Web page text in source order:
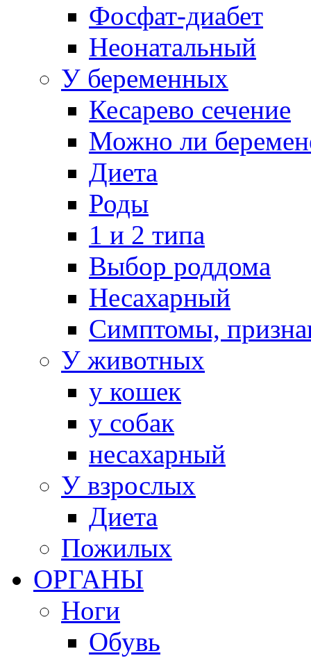
Фосфат-диабет
Неонатальный
У беременных
Кесарево сечение
Можно ли
Диета
Роды
1 и 2 типа
Выбор роддома
Несахарный
Симптомы,
У животных
у кошек
у собак
несахарный
У взрослых
Диета
Пожилых
ОРГАНЫ
Ноги
Обувь